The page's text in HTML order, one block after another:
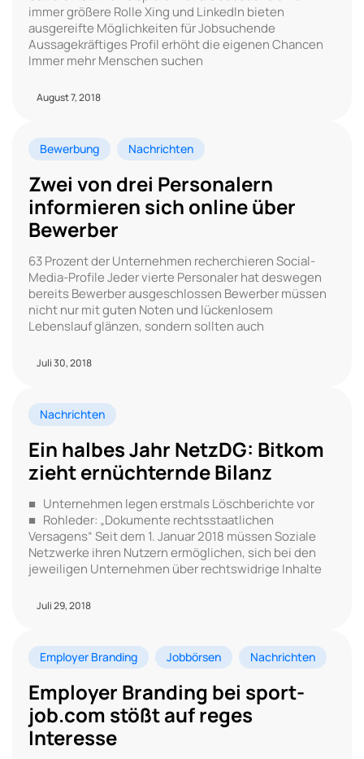
immer größere Rolle Xing und LinkedIn bieten
ausgereifte Möglichkeiten für Jobsuchende
Aussagekräftiges Profil erhöht die eigenen Chancen
Immer mehr Menschen suchen
August 7, 2018
Bewerbung Nachrichten
Zwei von drei Personalern
informieren sich online über
Bewerber
63 Prozent der Unternehmen recherchieren Social-
Media-Profile Jeder vierte Personaler hat deswegen
bereits Bewerber ausgeschlossen Bewerber müssen
nicht nur mit guten Noten und lückenlosem
Lebenslauf glänzen, sondern sollten auch
Juli 30, 2018
Nachrichten
Ein halbes Jahr NetzDG: Bitkom
zieht ernüchternde Bilanz
■ Unternehmen legen erstmals Löschberichte vor
■ Rohleder: „Dokumente rechtsstaatlichen
Versagens“ Seit dem 1. Januar 2018 müssen Soziale
Netzwerke ihren Nutzern ermöglichen, sich bei den
jeweiligen Unternehmen über rechtswidrige Inhalte
Juli 29, 2018
Employer Branding Jobbörsen Nachrichten
Employer Branding bei sport-
job.com stößt auf reges
Interesse